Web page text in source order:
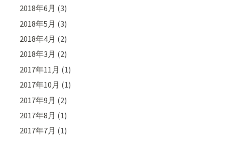
2018年6月 (3)
2018年5月 (3)
2018年4月 (2)
2018年3月 (2)
2017年11月 (1)
2017年10月 (1)
2017年9月 (2)
2017年8月 (1)
2017年7月 (1)